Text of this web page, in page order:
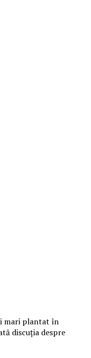
mari plantat în
discuția despre